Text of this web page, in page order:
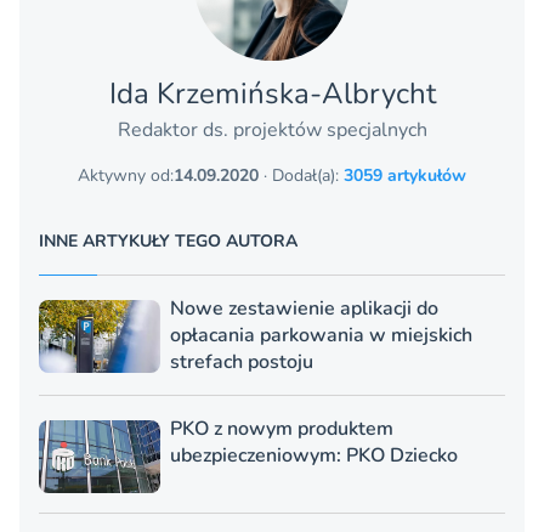
Ida Krzemińska-Albrycht
Redaktor ds. projektów specjalnych
Aktywny od:14.09.2020 · Dodał(a): 3059 artykułów
INNE ARTYKUŁY TEGO AUTORA
Nowe zestawienie aplikacji do
opłacania parkowania w miejskich
strefach postoju
PKO z nowym produktem
ubezpieczeniowym: PKO Dziecko